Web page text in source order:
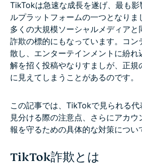
TikTokは急速な成長を遂げ、最も影
ルプラットフォームの一つとなり
多くの大規模ソーシャルメディアと
詐欺の標的にもなっています。コン
散し、エンターテインメントに紛れ
解を招く投稿やなりすましが、正規
に見えてしまうことがあるのです。
この記事では、TikTokで見られる
見分ける際の注意点、さらにアカ
報を守るための具体的な対策につい
TikTok詐欺とは